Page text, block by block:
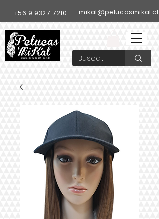
+56 9 9327 7210 mikal@pelucasmikal.cl